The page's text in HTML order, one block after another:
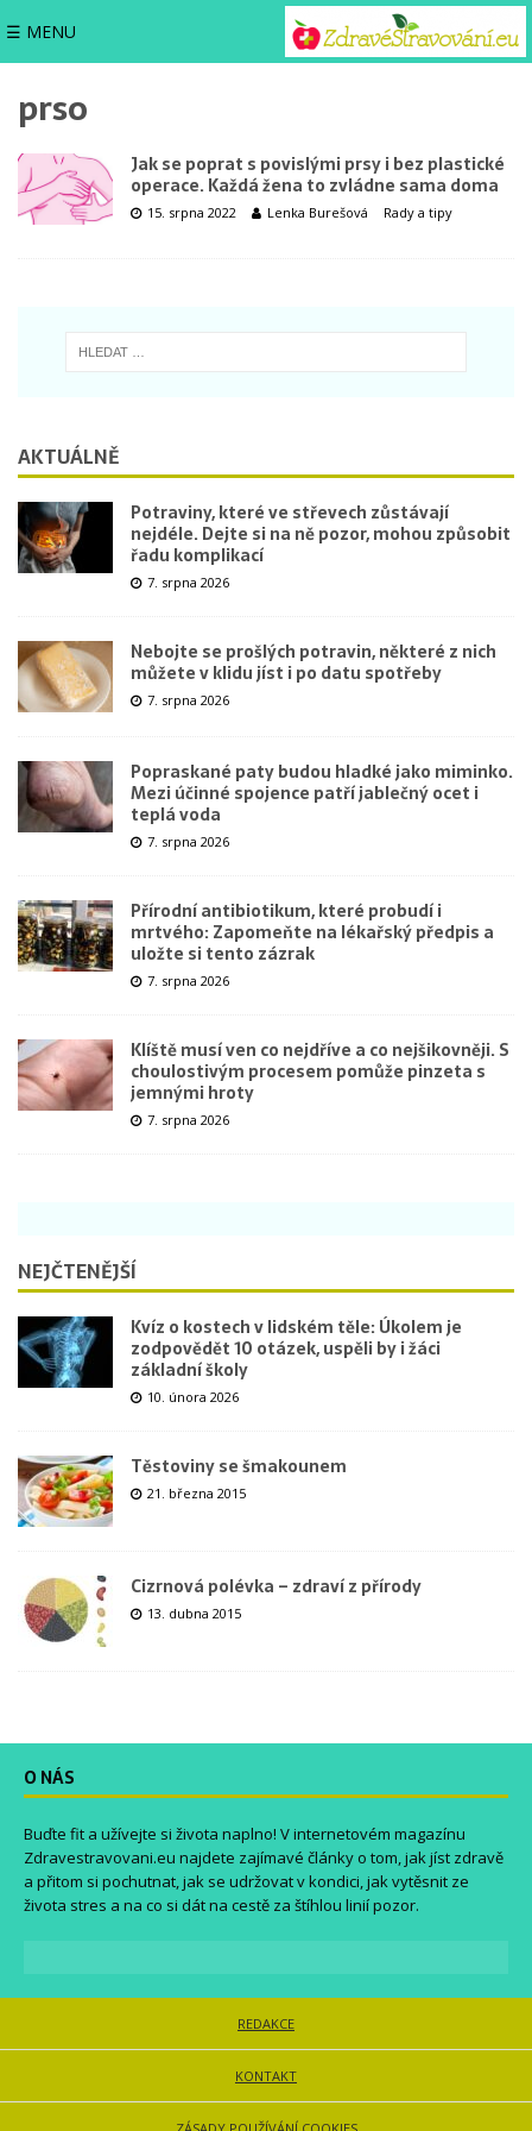
☰ MENU
prso
Jak se poprat s povislými prsy i bez plastické
operace. Každá žena to zvládne sama doma
15. srpna 2022 Lenka Burešová Rady a tipy
AKTUÁLNĚ
Potraviny, které ve střevech zůstávají
nejdéle. Dejte si na ně pozor, mohou způsobit
řadu komplikací
7. srpna 2026
Nebojte se prošlých potravin, některé z nich
můžete v klidu jíst i po datu spotřeby
7. srpna 2026
Popraskané paty budou hladké jako miminko.
Mezi účinné spojence patří jablečný ocet i
teplá voda
7. srpna 2026
Přírodní antibiotikum, které probudí i
mrtvého: Zapomeňte na lékařský předpis a
uložte si tento zázrak
7. srpna 2026
Klíště musí ven co nejdříve a co nejšikovněji. S
choulostivým procesem pomůže pinzeta s
jemnými hroty
7. srpna 2026
NEJČTENĚJŠÍ
Kvíz o kostech v lidském těle: Úkolem je
zodpovědět 10 otázek, uspěli by i žáci
základní školy
10. února 2026
Těstoviny se šmakounem
21. března 2015
Cizrnová polévka – zdraví z přírody
13. dubna 2015
O NÁS
Buďte fit a užívejte si života naplno! V internetovém magazínu
Zdravestravovani.eu najdete zajímavé články o tom, jak jíst zdravě
a přitom si pochutnat, jak se udržovat v kondici, jak vytěsnit ze
života stres a na co si dát na cestě za štíhlou linií pozor.
REDAKCE
KONTAKT